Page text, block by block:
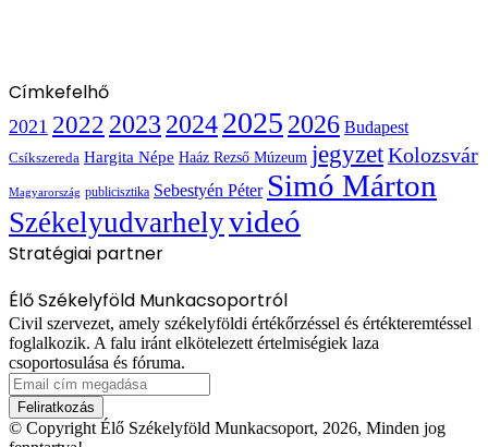
Címkefelhő
2021 2022 2023 20242025 2026 Budapest
Csíkszereda Hargita Népe Haáz Rezső Múzeum jegyzetKolozsvár
Magyarország publicisztika Sebestyén Péter Simó Márton
Székelyudvarhelyvideó
Stratégiai partner
Élő Székelyföld Munkacsoportról
Civil szervezet, amely székelyföldi értékőrzéssel és értékteremtéssel
foglalkozik. A falu iránt elkötelezett értelmiségiek laza
csoportosulása és fóruma.
Email
cím
megadása
© Copyright Élő Székelyföld Munkacsoport, 2026, Minden jog